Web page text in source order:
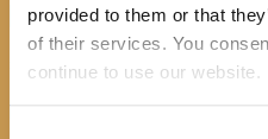
provided to them or that
of their services. You
continue to use our website.
recent posts